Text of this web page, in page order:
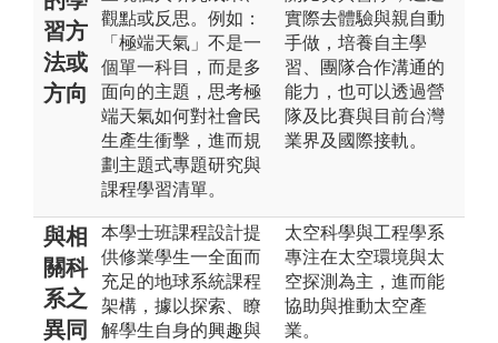
習方
法或
方向
觀點或反思。例如：
「極端天氣」不是一
個單一科目，而是多
面向的主題，思考極
端天氣如何對社會民
生產生衝擊，進而規
劃主題式專題研究與
課程學習清單。
實際去體驗與親自動
手做，培養自主學
習、團隊合作溝通的
能力，也可以透過營
隊及比賽與目前台灣
業界及國際接軌。
與相
關科
系之
異同
本學士班課程設計提
供修業學生一全面而
充足的地球系統課程
架構，據以探索、瞭
解學生自身的興趣與
太空科學與工程學系
專注在太空環境與太
空探測為主，進而能
協助與推動太空產
業。